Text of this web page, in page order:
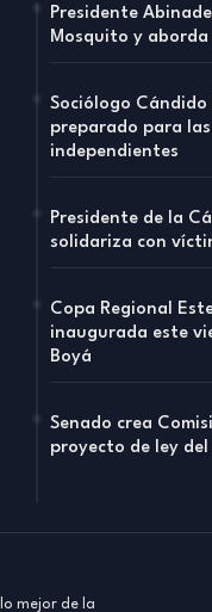
Presidente
Mosquito y
Sociólogo Cándido
preparado para
independientes
Presidente de la
solidariza con
Copa Regional
inaugurada este
Boyá
Senado crea
proyecto de ley del
mejor de la